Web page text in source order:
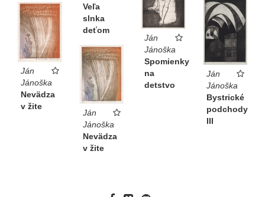
Veľa
slnka
deťom
Ján
Jánoška
Spomienky
na
detstvo
Ján
Jánoška
Bystrické
podchody
III
Ján
Jánoška
Nevädza
v žite
Ján
Jánoška
Nevädza
v žite